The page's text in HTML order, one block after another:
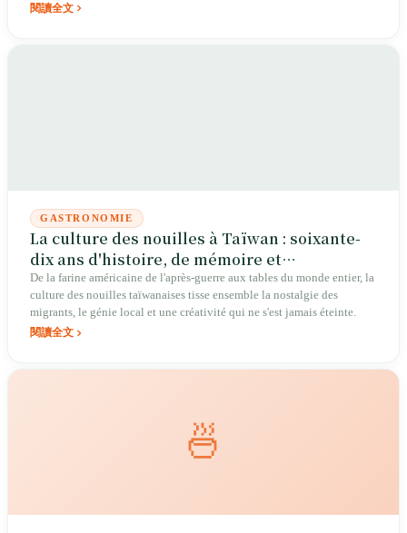
閱讀全文
GASTRONOMIE
La culture des nouilles à Taïwan : soixante-
dix ans d'histoire, de mémoire et
d'innovation culinaire
De la farine américaine de l'après-guerre aux tables du monde entier, la
culture des nouilles taïwanaises tisse ensemble la nostalgie des
migrants, le génie local et une créativité qui ne s'est jamais éteinte.
閱讀全文
🍜